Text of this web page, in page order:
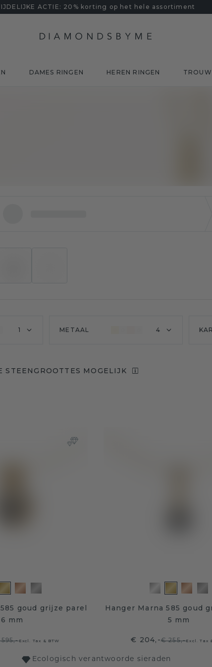
ACTIE: 20% korting op het hele assortiment
DAMES RINGEN HEREN RINGEN
1 METAAL 4
STEENGROOTTES MOGELIJK
goud grijze parel
6 mm
Excl. Tax & BTW
Hanger Marna 585 goud
5 mm
€ 204,-€ 255,-Excl. Tax
Ecologisch verantwoorde sieraden